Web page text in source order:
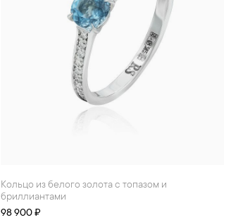
Кольцо из белого золота с топазом и
бриллиантами
98 900 ₽